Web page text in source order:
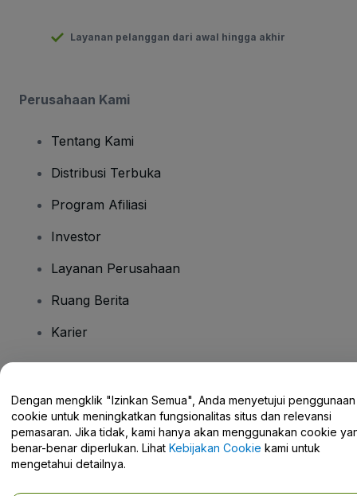
Layanan pelanggan dari awal hingga akhir
Perusahaan Kami
Tentang Kami
Distribusi Terbuka
Program Afiliasi
Investor
Layanan Perusahaan
Ruang Berita
Karier
Pusat Bantuan / Hubungi Kami
Dengan mengklik "Izinkan Semua", Anda menyetujui penggunaan
cookie untuk meningkatkan fungsionalitas situs dan relevansi
pemasaran. Jika tidak, kami hanya akan menggunakan cookie
benar-benar diperlukan. Lihat Kebijakan Cookie kami untuk
mengetahui detailnya.